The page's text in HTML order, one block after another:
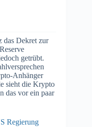
das Dekret zur
getrübt.
Anhänger
sieht die Krypto
das vor ein paar
Regierung